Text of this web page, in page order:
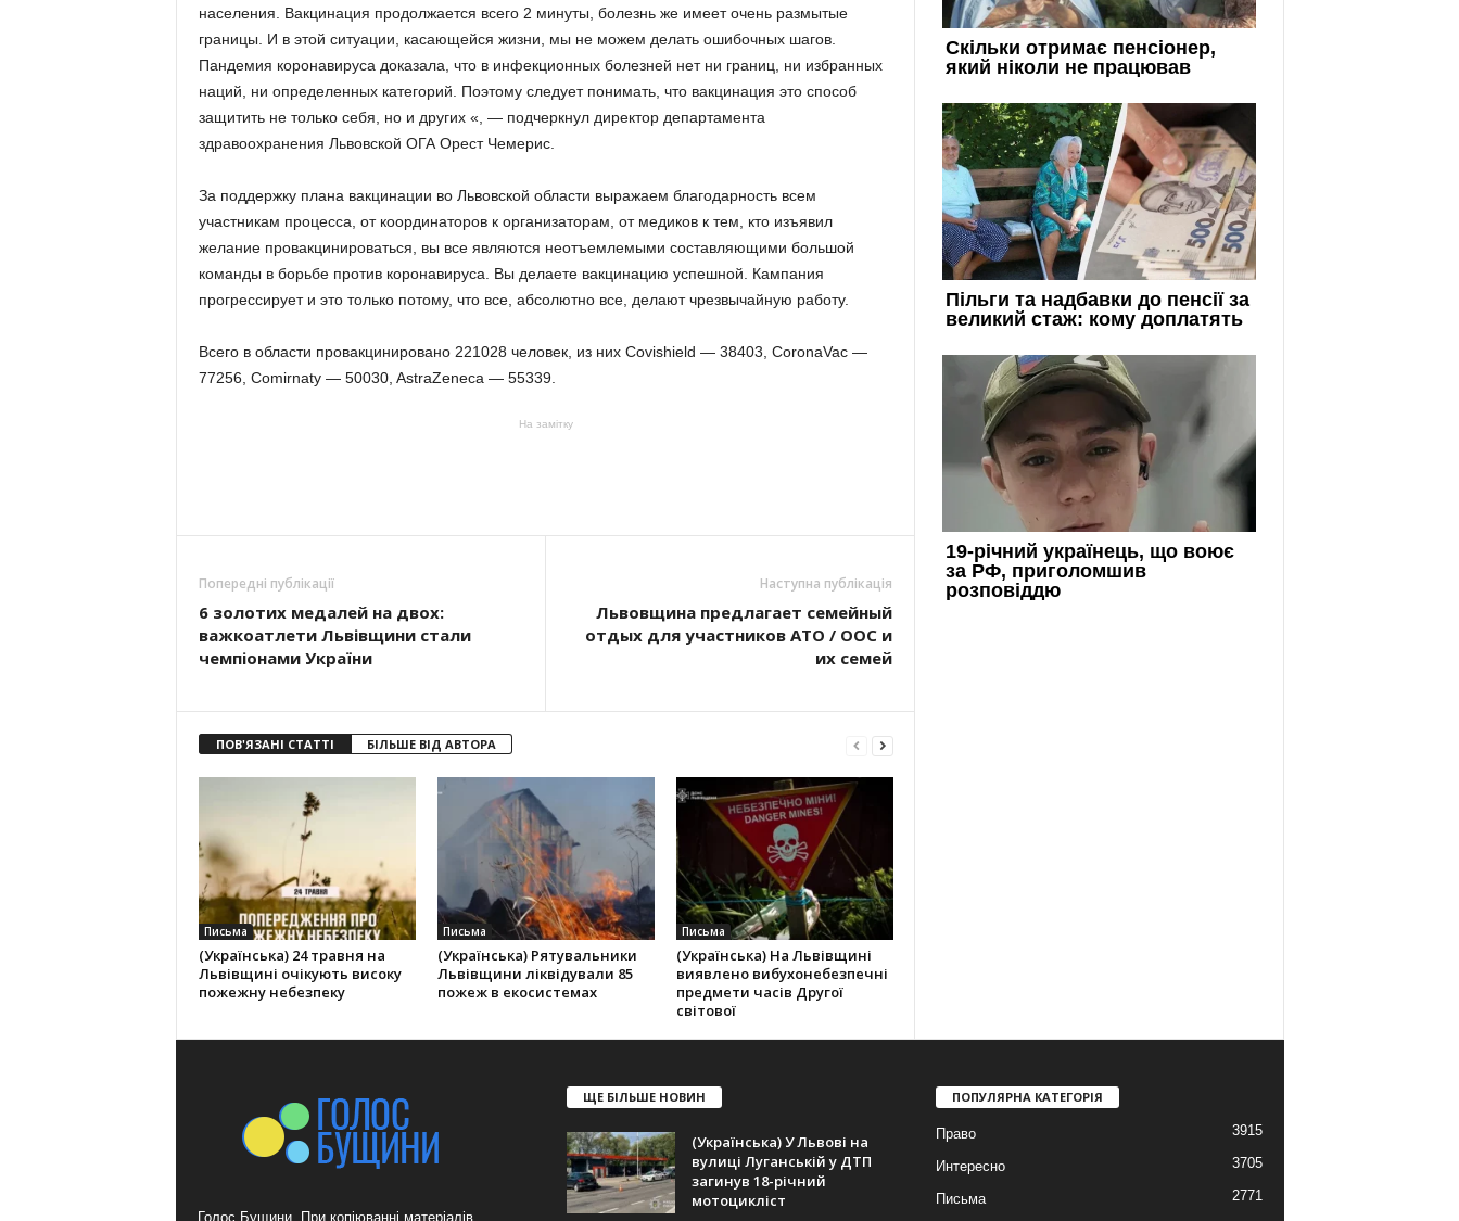
населения. Вакцинация продолжается всего 2 минуты, болезнь же имеет очень размытые
границы. И в этой ситуации, касающейся жизни, мы не можем делать ошибочных шагов.
Пандемия коронавируса доказала, что в инфекционных болезней нет ни границ, ни избранных
наций, ни определенных категорий. Поэтому следует понимать, что вакцинация это способ
защитить не только себя, но и других «, — подчеркнул директор департамента
здравоохранения Львовской ОГА Орест Чемерис.
За поддержку плана вакцинации во Львовской области выражаем благодарность всем
участникам процесса, от координаторов к организаторам, от медиков к тем, кто изъявил
желание провакцинироваться, вы все являются неотъемлемыми составляющими большой
команды в борьбе против коронавируса. Вы делаете вакцинацию успешной. Кампания
прогрессирует и это только потому, что все, абсолютно все, делают чрезвычайную работу.
Всего в области провакцинировано 221028 человек, из них Covishield — 38403, CoronaVac —
77256, Comirnaty — 50030, AstraZeneca — 55339.
На замітку
Попередні публікації
6 золотих медалей на двох:
важкоатлети Львівщини стали
чемпіонами України
Наступна публікація
Львовщина предлагает семейный
отдых для участников АТО / ООС и
их семей
ПОВ'ЯЗАНІ СТАТТІ БІЛЬШЕ ВІД АВТОРА
Письма
(Українська) 24 травня на
Львівщині очікують високу
пожежну небезпеку
Письма
(Українська) Рятувальники
Львівщини ліквідували 85
пожеж в екосистемах
Письма
(Українська) На Львівщині
виявлено вибухонебезпечні
предмети часів Другої
світової
Голос Бущини. При копіюванні матеріалів
ЩЕ БІЛЬШЕ НОВИН
(Українська) У Львові на
вулиці Луганській у ДТП
загинув 18-річний
мотоцикліст
ПОПУЛЯРНА КАТЕГОРІЯ
Право 3915
Интересно 3705
Письма
2771